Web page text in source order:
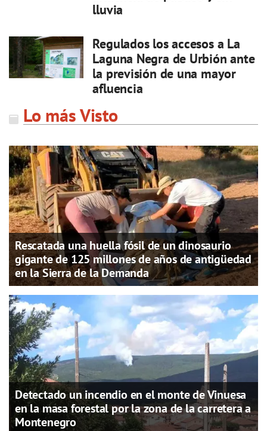
lluvia
Regulados los accesos a La
Laguna Negra de Urbión ante
la previsión de una mayor
afluencia
Lo más Visto
Rescatada una huella fósil de un dinosaurio
gigante de 125 millones de años de antigüedad
en la Sierra de la Demanda
Detectado un incendio en el monte de Vinuesa
en la masa forestal por la zona de la carretera a
Montenegro